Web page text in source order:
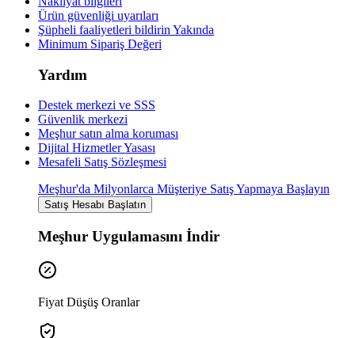
Ürün güvenliği uyarıları
Şüpheli faaliyetleri bildirin Yakında
Minimum Sipariş Değeri
Yardım
Destek merkezi ve SSS
Güvenlik merkezi
Meşhur satın alma koruması
Dijital Hizmetler Yasası
Mesafeli Satış Sözleşmesi
Meşhur'da Milyonlarca Müşteriye Satış Yapmaya Başlayın
Satış Hesabı Başlatın
Meşhur Uygulamasını İndir
Fiyat Düşüş Oranlar